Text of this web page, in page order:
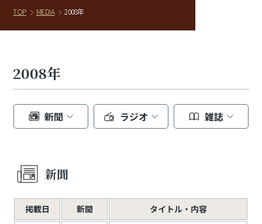
TOP
MEDIA 2008年
2008年
新聞 ラジオ 雑誌
新聞
掲載日 新聞 タイトル・内容